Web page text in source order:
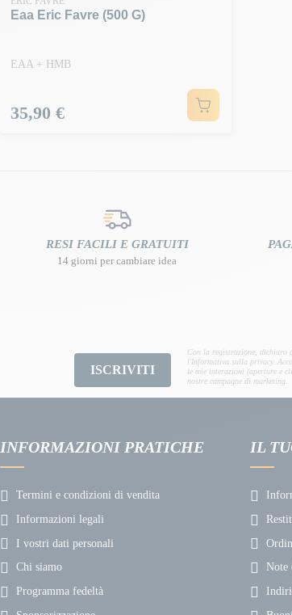
Eaa Eric Favre (500 G)
EAA + HMB
Prezzo
35,90 €
RESI FACILI E GRATUITI
14 giorni per cambiare idea
ISCRIVITI
Con la registrazione, dichiaro
l'Informativa sulla privacy.
le mie interazioni (aperture e
nostre campagne di marketing.
INFORMAZIONI PRATICHE
Termini e condizioni di vendita
Informazioni legali
I vostri dati personali
Chi siamo
Programma fedeltà
IL
Note